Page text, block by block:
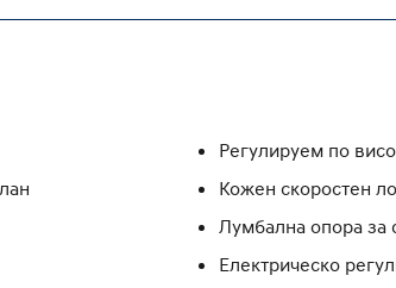
Регулируем по
Кожен скоростен
Лумбална опора за
Eлектрическо